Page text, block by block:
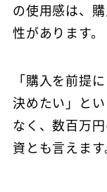
の使用感は、
性があります。
「購入を前提
決めたい」と
なく、数百万
資とも言えます